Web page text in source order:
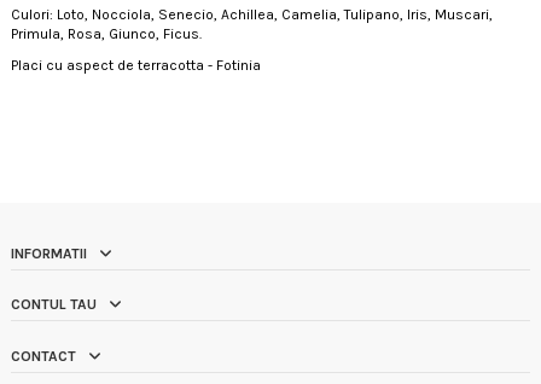
Culori: Loto, Nocciola, Senecio, Achillea, Camelia, Tulipano, Iris, Muscari,
Primula, Rosa, Giunco, Ficus.
Placi cu aspect de terracotta - Fotinia
INFORMATII
CONTUL TAU
CONTACT